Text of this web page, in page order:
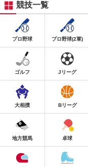
競技一覧
プロ野球 プロ野球(2軍)
ゴルフ Jリーグ
大相撲 Bリーグ
地方競馬 卓球